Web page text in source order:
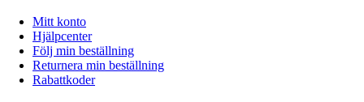
Mitt konto
Hjälpcenter
Följ min beställning
Returnera min beställning
Rabattkoder